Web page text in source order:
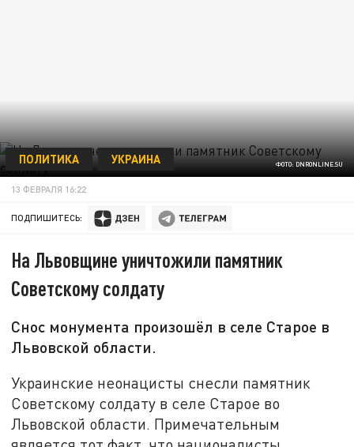
ФОТО: DNRONLINE.SU
ПОЛИТИКА УКРАИНА
13 ФЕВРАЛЯ 16:22
ПОДПИШИТЕСЬ:
На Львовщине уничтожили памятник
Советскому солдату
Снос монумента произошёл в селе Старое в
Львовской области.
Украинские неонацисты снесли памятник
Советскому солдату в селе Старое во
Львовской области. Примечательным